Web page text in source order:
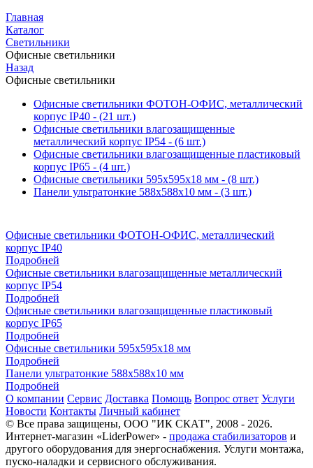
Главная
Каталог
Светильники
Офисные светильники
Назад
Офисные светильники
Офисные светильники ФОТОН-ОФИС, металлический
корпус IP40 - (21 шт.)
Офисные светильники влагозащищенные
металлический корпус IP54 - (6 шт.)
Офисные светильники влагозащищенные пластиковый
корпус IP65 - (4 шт.)
Офисные светильники 595х595х18 мм - (8 шт.)
Панели ультратонкие 588х588х10 мм - (3 шт.)
Офисные светильники ФОТОН-ОФИС, металлический
корпус IP40
Подробней
Офисные светильники влагозащищенные металлический
корпус IP54
Подробней
Офисные светильники влагозащищенные пластиковый
корпус IP65
Подробней
Офисные светильники 595х595х18 мм
Подробней
Панели ультратонкие 588х588х10 мм
Подробней
О компании Сервис Доставка Помощь Вопрос ответ Услуги
Новости Контакты Личный кабинет
© Все права защищены, ООО "ИК СКАТ", 2008 - 2026.
Интернет-магазин «LiderPower» - продажа стабилизаторов и
другого оборудования для энергоснабжения. Услуги монтажа,
пуско-наладки и сервисного обслуживания.